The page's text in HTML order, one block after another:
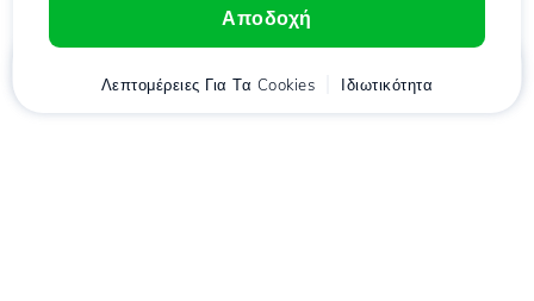
Αποδοχή
Λεπτομέρειες Για Τα Cookies Ιδιωτικότητα
Πελάτης Καλάθι Chat